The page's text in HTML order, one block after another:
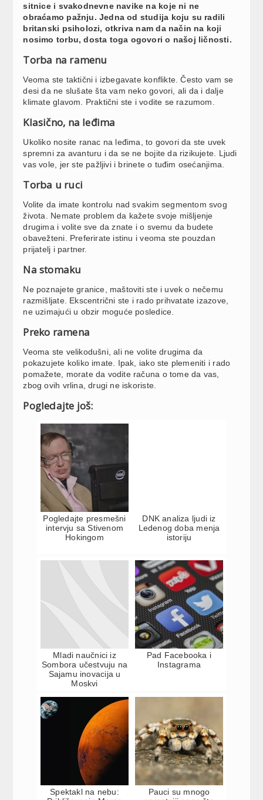
sitnice i svakodnevne navike na koje ni ne
obraćamo pažnju. Jedna od studija koju su radili
britanski psiholozi, otkriva nam da način na koji
nosimo torbu, dosta toga ogovori o našoj ličnosti.
Torba na ramenu
Veoma ste taktični i izbegavate konflikte. Često vam se
desi da ne slušate šta vam neko govori, ali da i dalje
klimate glavom. Praktični ste i vodite se razumom.
Klasično, na leđima
Ukoliko nosite ranac na leđima, to govori da ste uvek
spremni za avanturu i da se ne bojite da rizikujete. Ljudi
vas vole, jer ste pažljivi i brinete o tuđim osećanjima.
Torba u ruci
Volite da imate kontrolu nad svakim segmentom svog
života. Nemate problem da kažete svoje mišljenje
drugima i volite sve da znate i o svemu da budete
obavežteni. Preferirate istinu i veoma ste pouzdan
prijatelj i partner.
Na stomaku
Ne poznajete granice, maštoviti ste i uvek o nečemu
razmišljate. Ekscentrični ste i rado prihvatate izazove,
ne uzimajući u obzir moguće posledice.
Preko ramena
Veoma ste velikodušni, ali ne volite drugima da
pokazujete koliko imate. Ipak, iako ste plemeniti i rado
pomažete, morate da vodite računa o tome da vas,
zbog ovih vrlina, drugi ne iskoriste.
Pogledajte još:
Pogledajte presmešni
intervju sa Stivenom
Hokingom
DNK analiza ljudi iz
Ledenog doba menja
istoriju
Mladi naučnici iz
Sombora učestvuju na
Sajamu inovacija u
Moskvi
Pad Facebooka i
Instagrama
Spektakl na nebu:
Pauci su mnogo